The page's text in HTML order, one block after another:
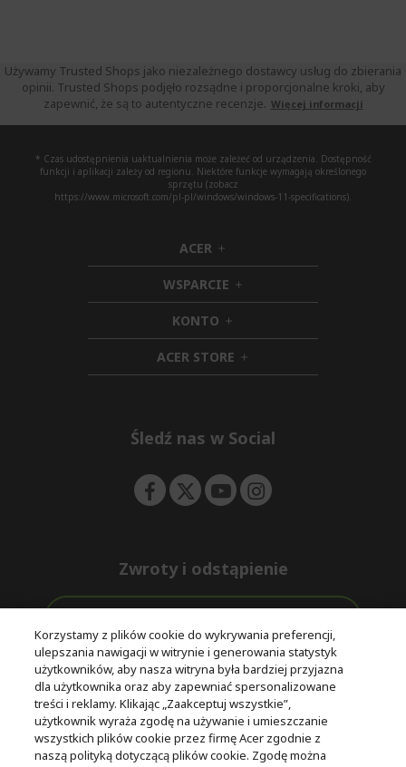
Używamy Trusted Shops jako niezależnego dostawcy usług do zbierania
opinii. Trusted Shops podjęło rozsądne i proporcjonalne kroki, aby
zapewnić, że są to autentyczne recenzje. Więcej informacji
* Czas udostępnienia uaktualnienia może zależeć od urządzenia. Dostępność
funkcji i aplikacji zależy od regionu. Niektóre funkcje wymagają określonego
sprzętu (zobacz
https://www.microsoft.com/pl-pl/windows/windows-11-specifications).
ACER h
i
d
d
e
n
WSPARCIE h
i
d
e
n
KONTO h
i
d
d
ACER STORE h
i
e
Śledź nas w Social
Zwroty i odstąpienie
Darmowa
ekspresowa
dostawa
Wsparcie
przed i po
zakupie
Bezpieczne
płatności
© 2025 Acer Inc.
Firma CPYou BV jest autoryzowanym sprzedawcą produktów i
Korzystamy z plików cookie do wykrywania preferencji,
ulepszania nawigacji w witrynie i generowania statystyk
użytkowników, aby nasza witryna była bardziej przyjazna
dla użytkownika oraz aby zapewniać spersonalizowane
treści i reklamy. Klikając „Zaakceptuj wszystkie”,
użytkownik wyraża zgodę na używanie i umieszczanie
wszystkich plików cookie przez firmę Acer zgodnie z
naszą polityką dotyczącą plików cookie. Zgodę można